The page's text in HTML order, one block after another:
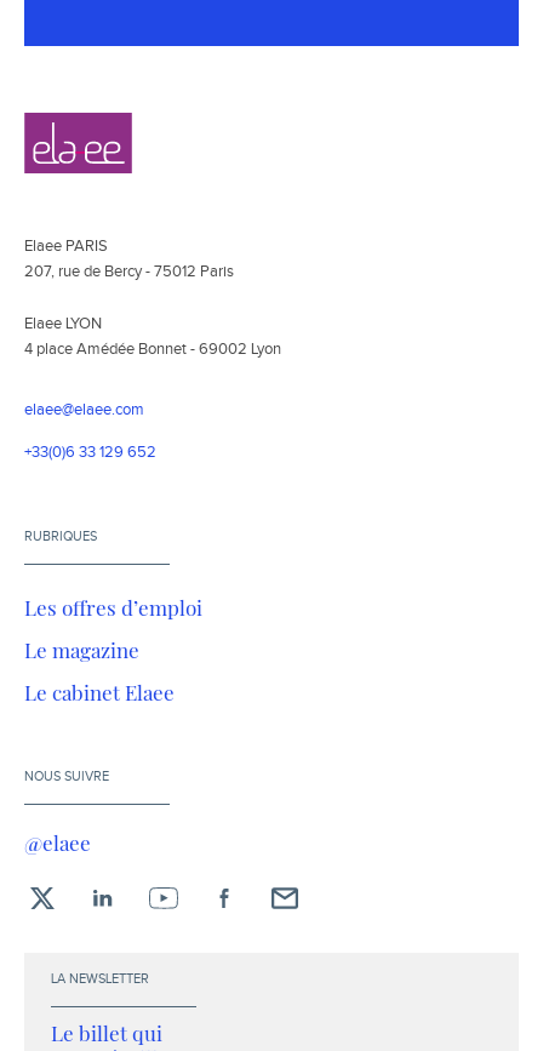
Navigation
secondaire
Elaee
Elaee PARIS
207, rue de Bercy - 75012 Paris
Elaee LYON
4 place Amédée Bonnet - 69002 Lyon
elaee@elaee.com
+33(0)6 33 129 652
RUBRIQUES
Les offres d’emploi
Le magazine
Le cabinet Elaee
NOUS SUIVRE
@elaee
LA NEWSLETTER
Le billet qui